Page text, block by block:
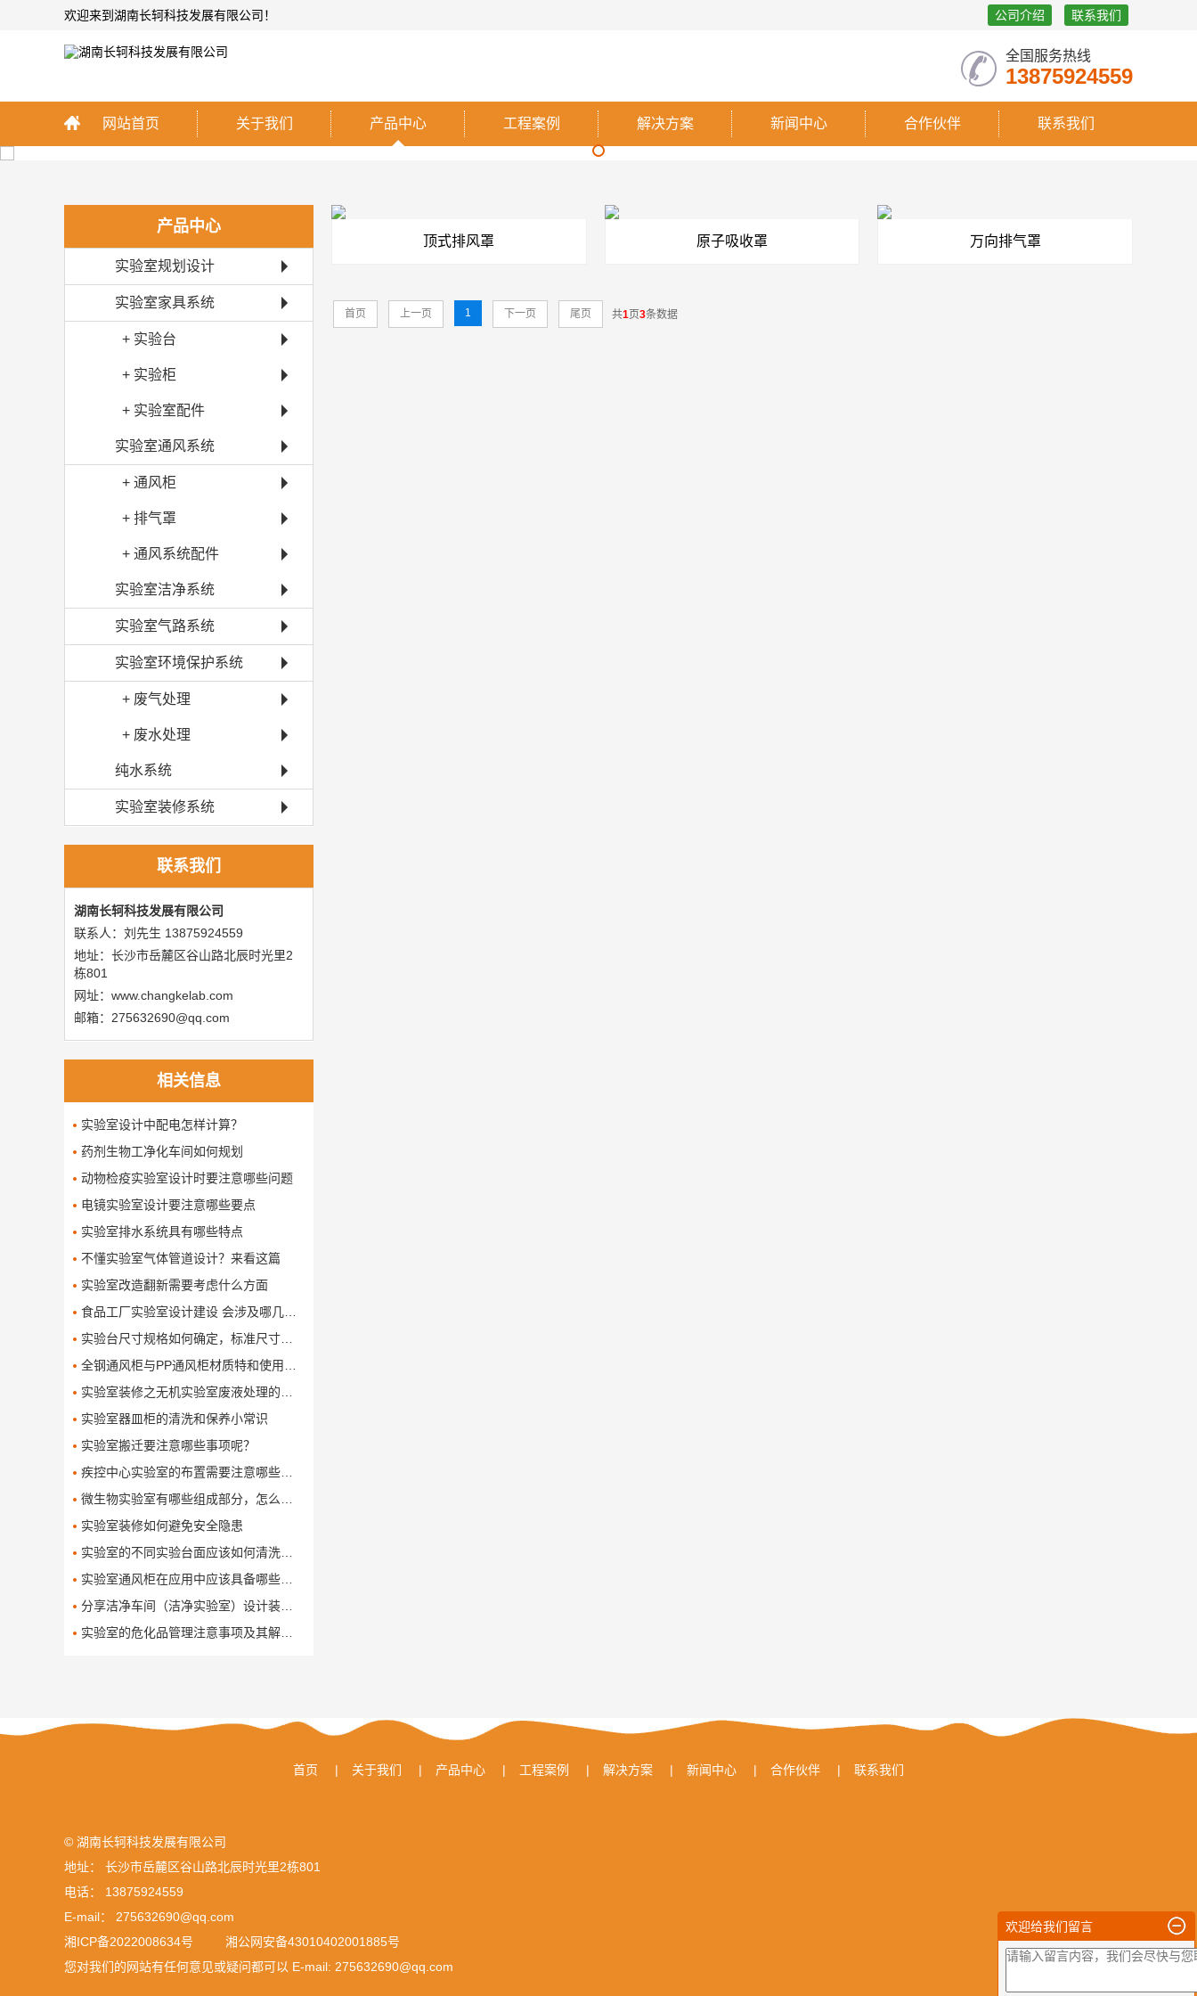
欢迎来到湖南长轲科技发展有限公司！ 公司介绍 联系我们
全国服务热线
13875924559
网站首页 关于我们 产品中心 工程案例 解决方案 新闻中心 合作伙伴 联系我们
产品中心
实验室规划设计
实验室家具系统
+ 实验台
+ 实验柜
+ 实验室配件
实验室通风系统
+ 通风柜
+ 排气罩
+ 通风系统配件
实验室洁净系统
实验室气路系统
实验室环境保护系统
+ 废气处理
+ 废水处理
纯水系统
实验室装修系统
联系我们
湖南长轲科技发展有限公司
联系人：刘先生 13875924559
地址：长沙市岳麓区谷山路北辰时光里2
栋801
网址：www.changkelab.com
邮箱：275632690@qq.com
相关信息
实验室设计中配电怎样计算？
药剂生物工净化车间如何规划
动物检疫实验室设计时要注意哪些问题
电镜实验室设计要注意哪些要点
实验室排水系统具有哪些特点
不懂实验室气体管道设计？来看这篇
实验室改造翻新需要考虑什么方面
食品工厂实验室设计建设 会涉及哪几个要求
​实验台尺寸规格如何确定，标准尺寸是多少呢了
全钢通风柜与PP通风柜材质特和使用对比有哪些呢
实验室装修之无机实验室废液处理的方法
实验室器皿柜的清洗和保养小常识
实验室搬迁要注意哪些事项呢？
疾控中心实验室的布置需要注意哪些问题
微生物实验室有哪些组成部分，怎么设计和布局这些组成部分
实验室装修如何避免安全隐患
实验室的不同实验台面应该如何清洗保养
实验室通风柜在应用中应该具备哪些功能
分享洁净车间（洁净实验室）设计装修方案
实验室的危化品管理注意事项及其解决办法
顶式排风罩 原子吸收罩 万向排气罩
首页 上一页 1 下一页 尾页 共1页3条数据
首页 | 关于我们 | 产品中心 | 工程案例 | 解决方案 | 新闻中心 | 合作伙伴 | 联系我们
© 湖南长轲科技发展有限公司
地址： 长沙市岳麓区谷山路北辰时光里2栋801
电话： 13875924559
E-mail： 275632690@qq.com
湘ICP备2022008634号
湘公网安备43010402001885号
您对我们的网站有任何意见或疑问都可以 E-mail: 275632690@qq.com
欢迎给我们留言